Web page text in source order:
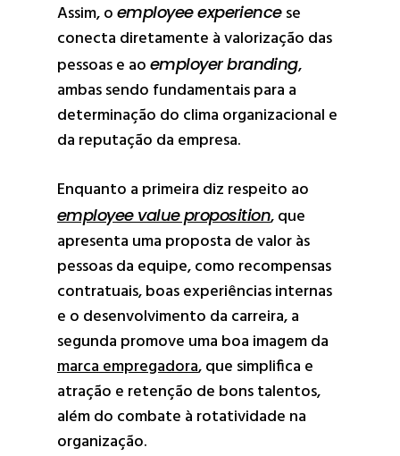
Assim, o employee experience se
conecta diretamente à valorização das
pessoas e ao employer branding,
ambas sendo fundamentais para a
determinação do clima organizacional e
da reputação da empresa.
Enquanto a primeira diz respeito ao
employee value proposition, que
apresenta uma proposta de valor às
pessoas da equipe, como recompensas
contratuais, boas experiências internas
e o desenvolvimento da carreira, a
segunda promove uma boa imagem da
marca empregadora, que simplifica e
atração e retenção de bons talentos,
além do combate à rotatividade na
organização.